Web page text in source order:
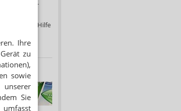
Ihre
zu
sowie
unserer
Sie
umfasst
sich für
– schnelle Hilfe